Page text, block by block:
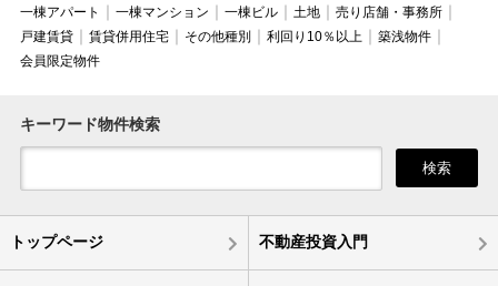
一棟アパート 一棟マンション 一棟ビル 土地
売り店舗・事務所
戸建賃貸
賃貸併用住宅 その他種別 利回り10％以上
築浅物件
会員限定物件
キーワード物件検索
検索
トップページ 不動産投資入門